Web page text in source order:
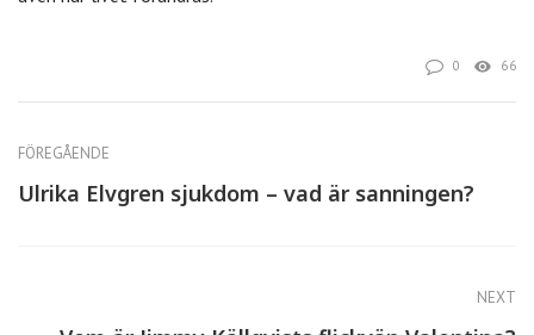
0 66
FÖREGÅENDE
Ulrika Elvgren sjukdom – vad är sanningen?
NEXT